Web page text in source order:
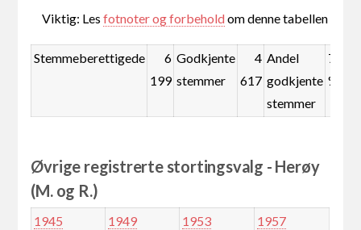
Viktig: Lesfotnoter og forbeholdom denne tabellen
Stemmeberettigede
6
199
Godkjente
stemmer
4
617
Andel
godkjente
stemmer
74,5
%
Øvrige registrerte stortingsvalg - Herøy
(M. og R.)
1945 1949 1953
1957